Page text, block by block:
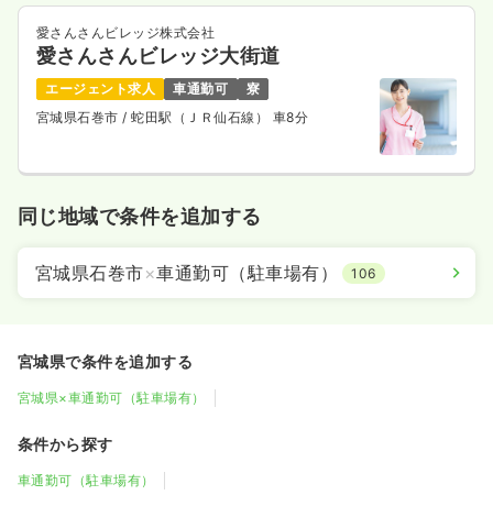
愛さんさんビレッジ株式会社
愛さんさんビレッジ大街道
エージェント求人 車通勤可
寮
宮城県石巻市 / 蛇田駅（ＪＲ仙石線） 車8分
同じ地域で条件を追加する
宮城県石巻市×車通勤可（駐車場有） 106
宮城県で条件を追加する
宮城県×車通勤可（駐車場有）
条件から探す
車通勤可（駐車場有）